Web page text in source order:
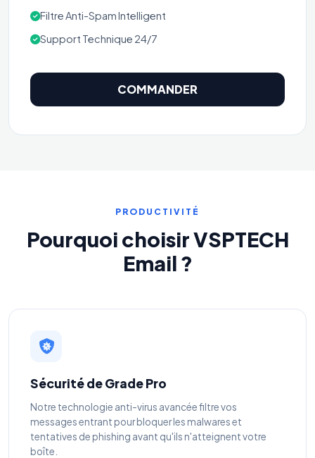
Filtre Anti-Spam Intelligent
Support Technique 24/7
COMMANDER
PRODUCTIVITÉ
Pourquoi choisir VSPTECH
Email ?
Sécurité de Grade Pro
Notre technologie anti-virus avancée filtre vos
messages entrant pour bloquer les malwares et
tentatives de phishing avant qu'ils n'atteignent votre
boîte.